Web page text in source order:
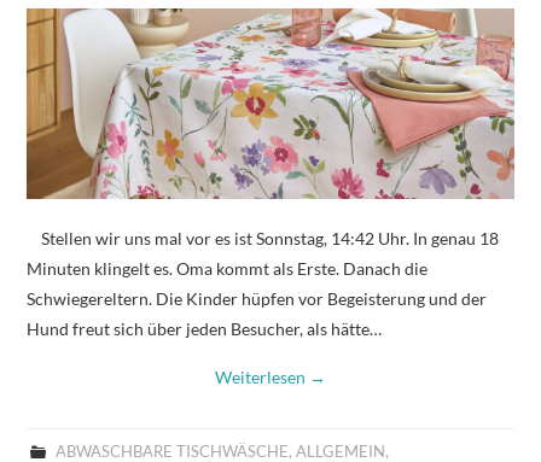
Stellen wir uns mal vor es ist Sonnstag, 14:42 Uhr. In genau 18
Minuten klingelt es. Oma kommt als Erste. Danach die
Schwiegereltern. Die Kinder hüpfen vor Begeisterung und der
Hund freut sich über jeden Besucher, als hätte…
Weiterlesen →
ABWASCHBARE TISCHWÄSCHE, ALLGEMEIN,